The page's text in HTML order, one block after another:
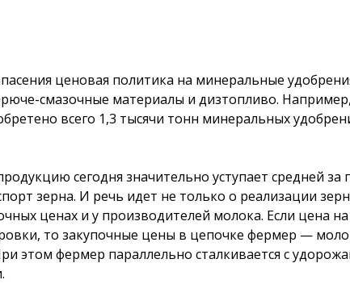
ценовая политика на минеральные
смазочные материалы и дизтопливо.
всего 1,3 тысячи тонн минеральных
сегодня значительно уступает средней за
зерна. И речь идет не только о реализации
ценах и у производителей молока. Если цена
то закупочные цены в цепочке фермер —
этом фермер параллельно сталкивается с